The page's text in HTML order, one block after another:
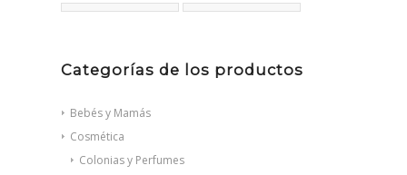
Categorías de los productos
Bebés y Mamás
Cosmética
Colonias y Perfumes